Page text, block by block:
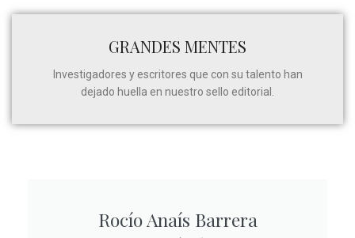
GRANDES MENTES
Investigadores y escritores que con su talento han
dejado huella en nuestro sello editorial.
Rocío Anaís Barrera